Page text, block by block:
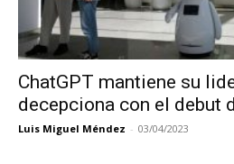
ChatGPT mantiene su
decepciona con el debut
Luis Miguel Méndez - 03/04/2023